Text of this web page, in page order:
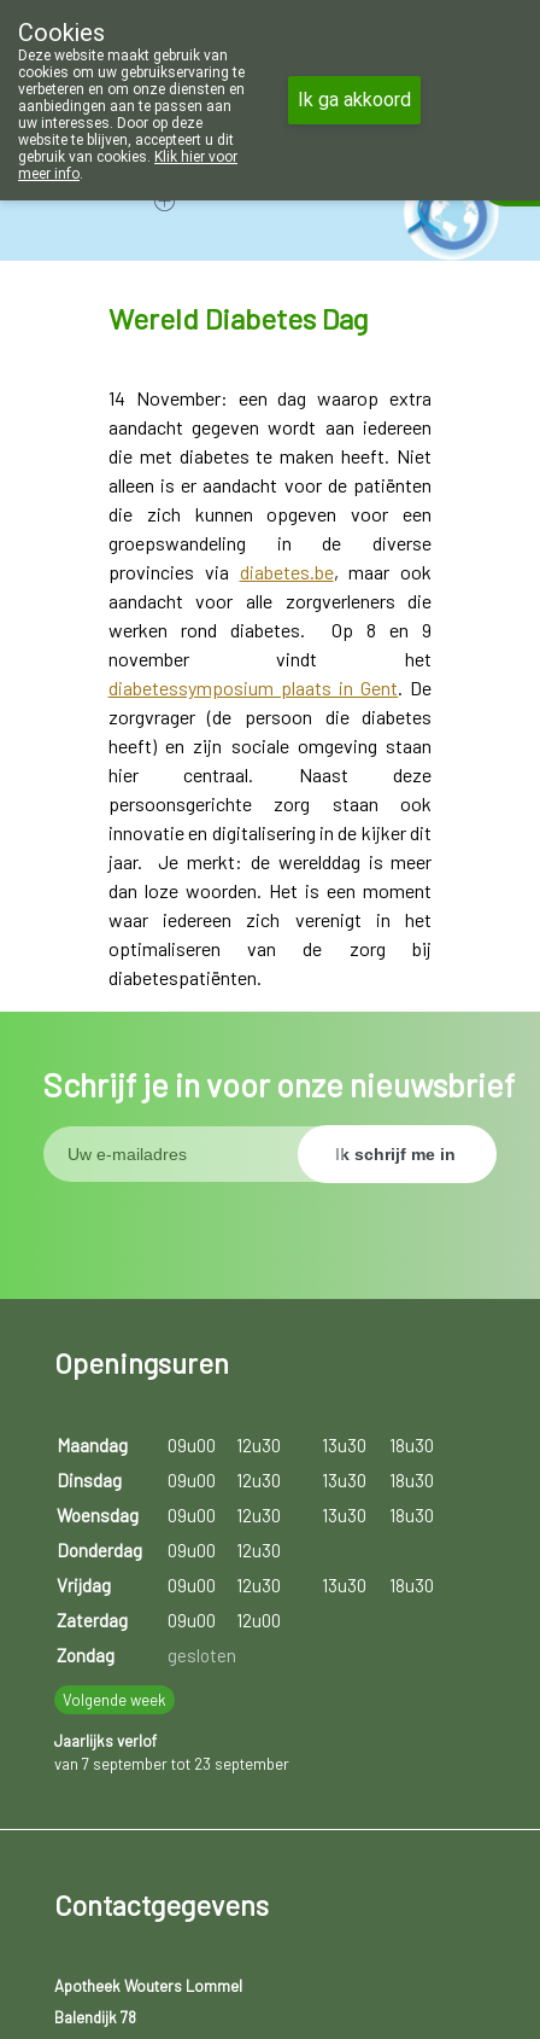
011/606002
Vandaag Nugesloten
Wereld Diabetes Dag
14 November: een dag waarop extra
aandacht gegeven wordt aan iedereen
die met diabetes te maken heeft. Niet
alleen is er aandacht voor de patiënten
die zich kunnen opgeven voor een
groepswandeling in de diverse
provincies via diabetes.be, maar ook
aandacht voor alle zorgverleners die
werken rond diabetes. Op 8 en 9
november vindt het
diabetessymposium plaats in Gent. De
zorgvrager (de persoon die diabetes
heeft) en zijn sociale omgeving staan
hier centraal. Naast deze
persoonsgerichte zorg staan ook
innovatie en digitalisering in de kijker dit
jaar. Je merkt: de werelddag is meer
dan loze woorden. Het is een moment
waar iedereen zich verenigt in het
optimaliseren van de zorg bij
diabetespatiënten.
Schrijf je in voor onze nieuwsbrief
Openingsuren
Maandag 09u00 12u30 13u30
18u30
Dinsdag
09u00 12u30 13u30
18u30
Woensdag
09u00 12u30 13u30
18u30
Donderdag
09u00
12u30
Vrijdag
09u00 12u30 13u30
18u30
Zaterdag
09u00
12u00
Zondag
gesloten
Volgende week
Jaarlijks verlof
van 7 september tot 23 september
Contactgegevens
Apotheek Wouters Lommel
Balendijk 78
Cookies
Deze website maakt gebruik van
cookies om uw gebruikservaring te
verbeteren en om onze diensten en
aanbiedingen aan te passen aan
uw interesses. Door op deze
website te blijven, accepteert u dit
gebruik van cookies. Klik hier voor
meer info.
Ik ga akkoord